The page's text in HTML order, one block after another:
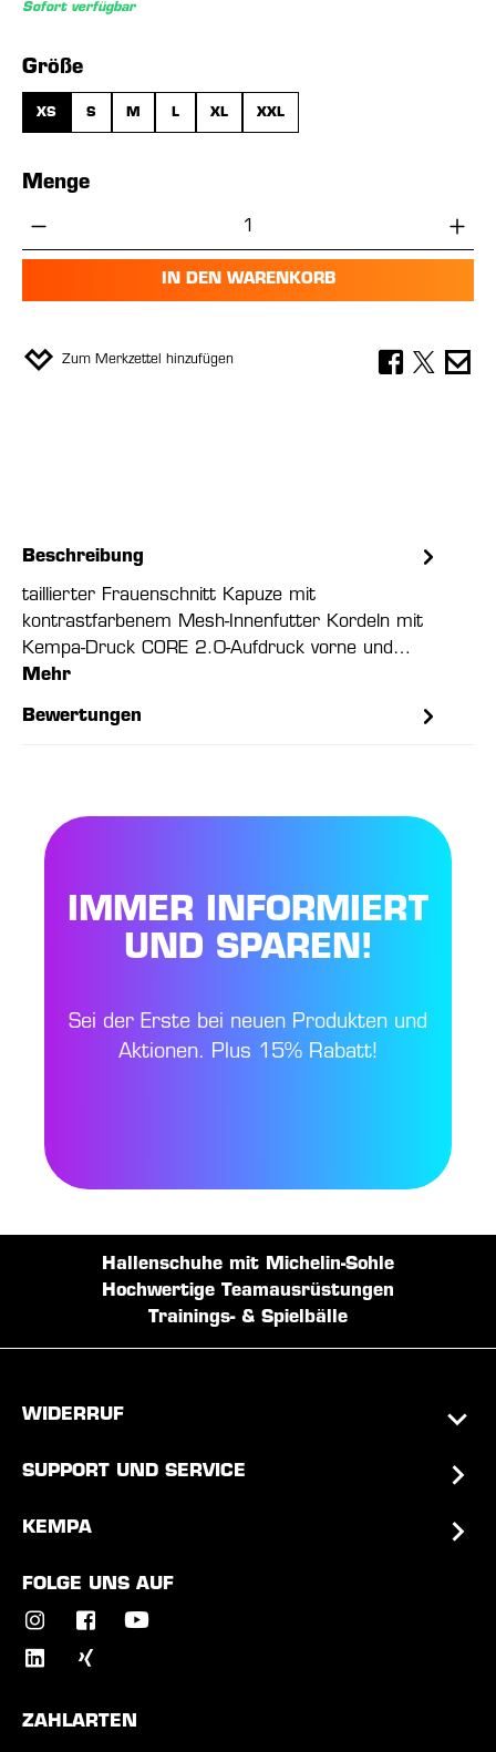
Sofort verfügbar
Größeauswählen
XS S M L XL XXL
Menge
Produkt Anzahl: Gib den gewünschten
IN DEN WARENKORB
Zum Merkzettel hinzufügen
Beschreibung
taillierter Frauenschnitt Kapuze mit
kontrastfarbenem Mesh-Innenfutter Kordeln mit
Kempa-Druck CORE 2.0-Aufdruck vorne und…
Mehr
Bewertungen
IMMER INFORMIERT
UND SPAREN!
Sei der Erste bei neuen Produkten und
Aktionen. Plus 15% Rabatt!
Hallenschuhe mit Michelin-Sohle
Hochwertige Teamausrüstungen
Trainings- & Spielbälle
WIDERRUF
SUPPORT UND SERVICE
KEMPA
FOLGE UNS AUF
ZAHLARTEN